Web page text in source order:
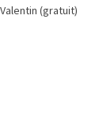
(gratuit)